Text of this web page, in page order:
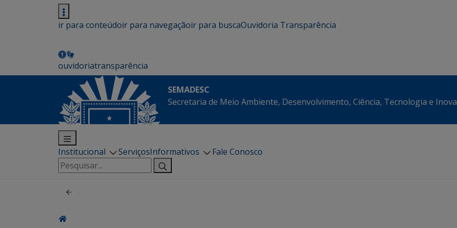
ir para conteúdoir para navegaçãoir para buscaOuvidoria Transparência
ouvidoriatransparência
SEMADESC
Secretaria de Meio Ambiente, Desenvolvimento, Ciência, Tecnologia e
Institucional ServiçosInformativos
Fale Conosco
Pesquisar
por: